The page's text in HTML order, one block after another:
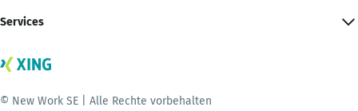
Services
© New Work SE | Alle Rechte vorbehalten